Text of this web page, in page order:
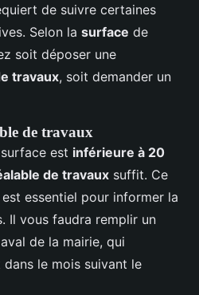
de suivre certaines
Selon la surface de
soit déposer une
travaux, soit demander un
de travaux
est inférieure à 20
de travaux suffit. Ce
essentiel pour informer la
Il vous faudra remplir un
de la mairie, qui
le mois suivant le